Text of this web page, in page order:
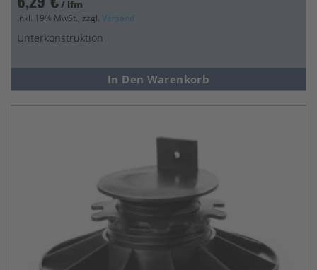
/ lfm
Inkl. 19% MwSt., zzgl. Versand
Unterkonstruktion
In Den Warenkorb